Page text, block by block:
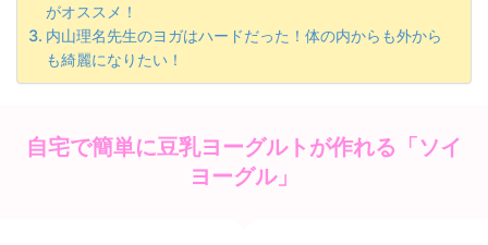
がオススメ！
内山理名先生のヨガはハードだった！体の内からも外から
も綺麗になりたい！
自宅で簡単に豆乳ヨーグルトが作れる「ソイ
ヨーグル」